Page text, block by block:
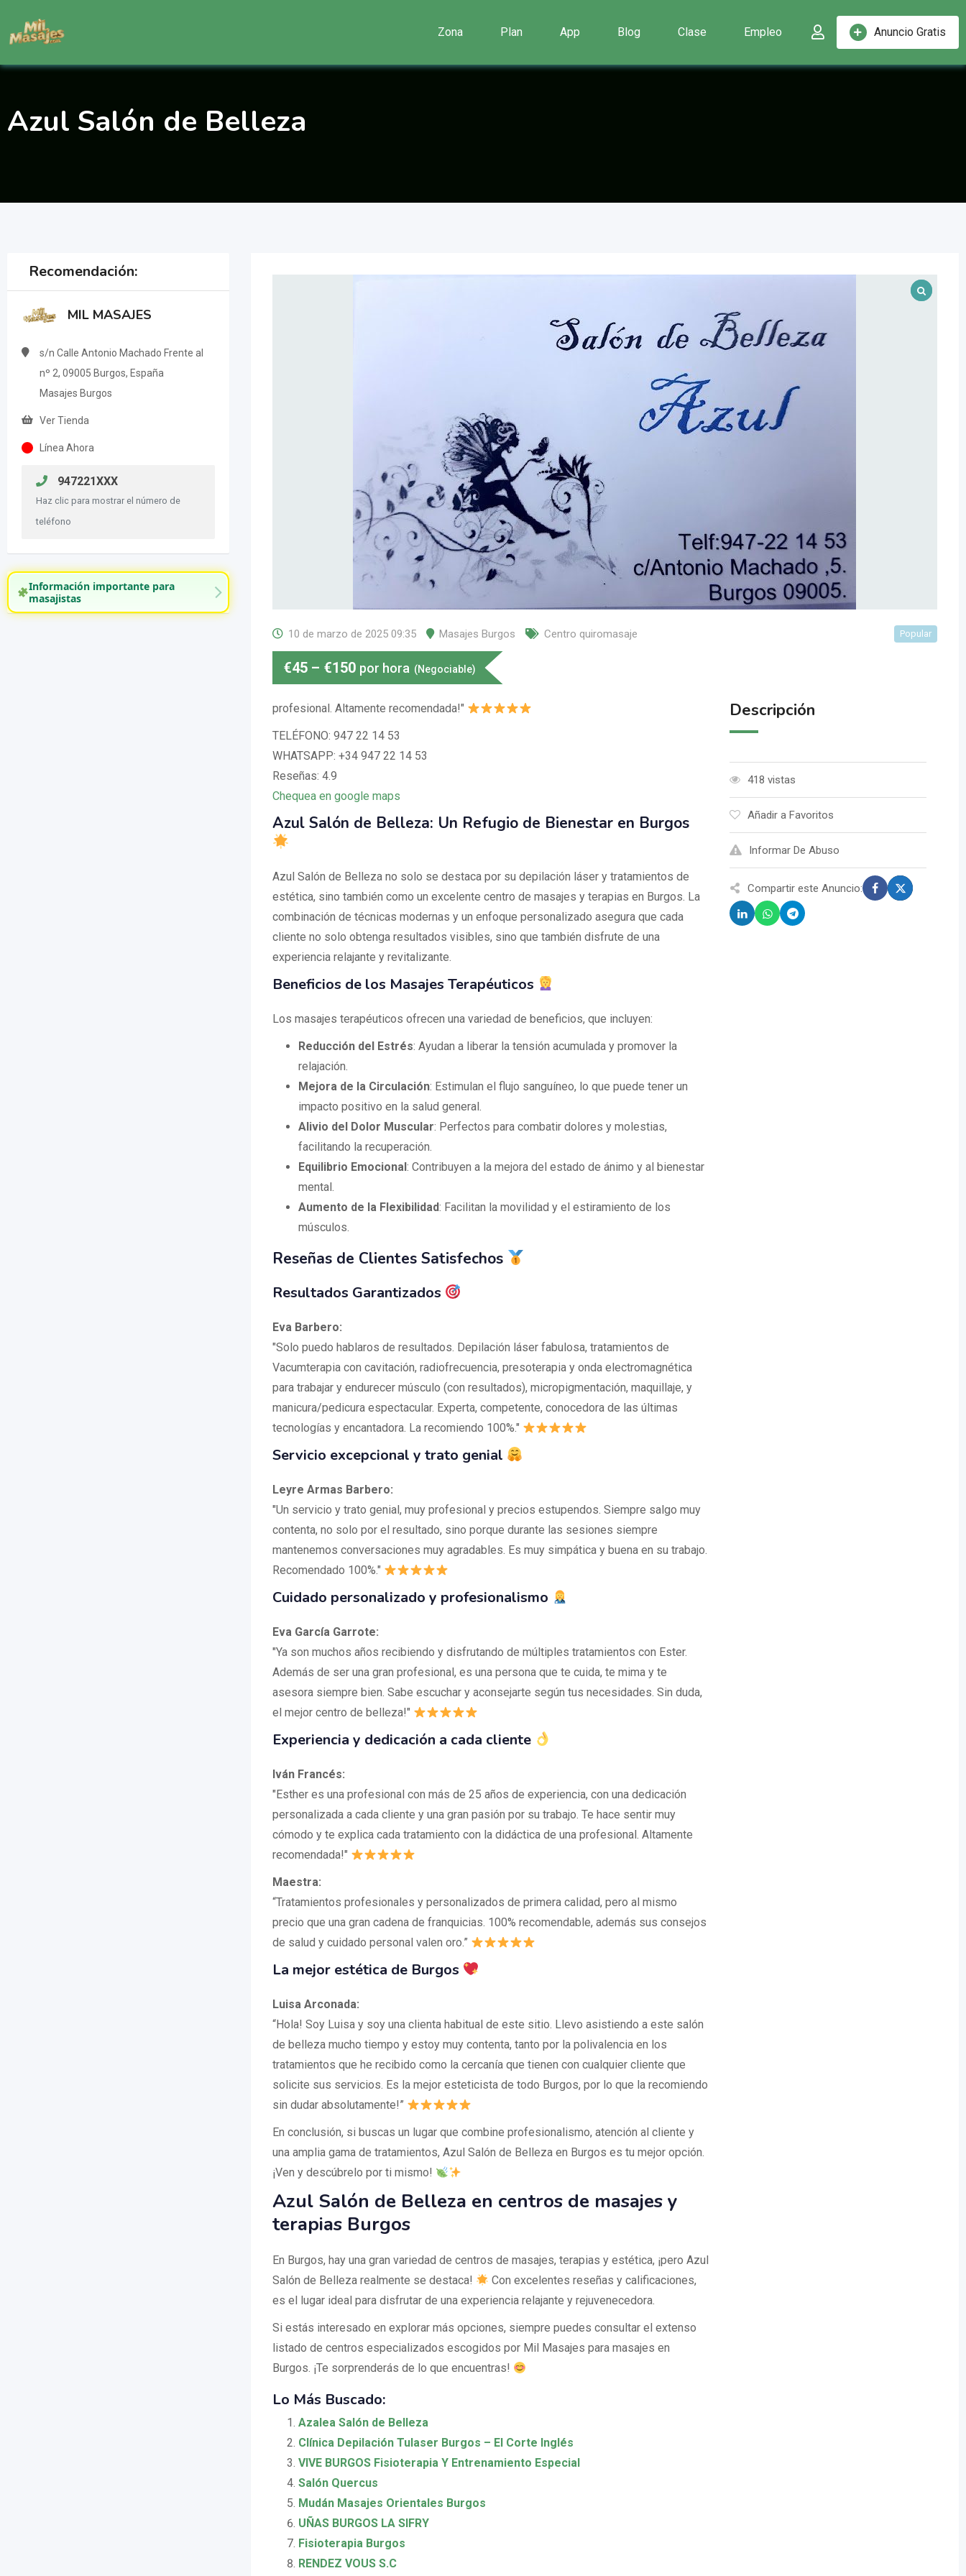
contenido
Anuncio Gratis
Zona Plan App Blog Clase Empleo
Azul Salón de Belleza
Recomendación:
MIL MASAJES
s/n Calle Antonio Machado Frente al
nº 2, 09005 Burgos, España
Masajes Burgos
Ver Tienda
Línea Ahora
947221XXX
Haz clic para mostrar el número de
teléfono
Información importante para
masajistas
10 de marzo de 2025 09:35 Masajes Burgos Centro quiromasaje Popular
€45 – €150 por hora (Negociable)
profesional. Altamente recomendada!"
TELÉFONO: 947 22 14 53
WHATSAPP: +34 947 22 14 53
Reseñas: 4.9
Chequea en google maps
Azul Salón de Belleza: Un Refugio de Bienestar en Burgos
Azul Salón de Belleza no solo se destaca por su depilación láser y tratamientos de
estética, sino también como un excelente centro de masajes y terapias en Burgos. La
combinación de técnicas modernas y un enfoque personalizado asegura que cada
cliente no solo obtenga resultados visibles, sino que también disfrute de una
experiencia relajante y revitalizante.
Beneficios de los Masajes Terapéuticos
Los masajes terapéuticos ofrecen una variedad de beneficios, que incluyen:
Reducción del Estrés: Ayudan a liberar la tensión acumulada y promover la
relajación.
Mejora de la Circulación: Estimulan el flujo sanguíneo, lo que puede tener un
impacto positivo en la salud general.
Alivio del Dolor Muscular: Perfectos para combatir dolores y molestias,
facilitando la recuperación.
Equilibrio Emocional: Contribuyen a la mejora del estado de ánimo y al bienestar
mental.
Aumento de la Flexibilidad: Facilitan la movilidad y el estiramiento de los
músculos.
Reseñas de Clientes Satisfechos
Resultados Garantizados
Eva Barbero:
"Solo puedo hablaros de resultados. Depilación láser fabulosa, tratamientos de
Vacumterapia con cavitación, radiofrecuencia, presoterapia y onda electromagnética
para trabajar y endurecer músculo (con resultados), micropigmentación, maquillaje, y
manicura/pedicura espectacular. Experta, competente, conocedora de las últimas
tecnologías y encantadora. La recomiendo 100%."
Servicio excepcional y trato genial
Leyre Armas Barbero:
"Un servicio y trato genial, muy profesional y precios estupendos. Siempre salgo muy
contenta, no solo por el resultado, sino porque durante las sesiones siempre
mantenemos conversaciones muy agradables. Es muy simpática y buena en su trabajo.
Recomendado 100%."
Cuidado personalizado y profesionalismo
Eva García Garrote:
"Ya son muchos años recibiendo y disfrutando de múltiples tratamientos con Ester.
Además de ser una gran profesional, es una persona que te cuida, te mima y te
asesora siempre bien. Sabe escuchar y aconsejarte según tus necesidades. Sin duda,
el mejor centro de belleza!"
Experiencia y dedicación a cada cliente
Iván Francés:
"Esther es una profesional con más de 25 años de experiencia, con una dedicación
personalizada a cada cliente y una gran pasión por su trabajo. Te hace sentir muy
cómodo y te explica cada tratamiento con la didáctica de una profesional. Altamente
recomendada!"
Maestra:
“Tratamientos profesionales y personalizados de primera calidad, pero al mismo
precio que una gran cadena de franquicias. 100% recomendable, además sus consejos
de salud y cuidado personal valen oro.”
La mejor estética de Burgos
Luisa Arconada:
“Hola! Soy Luisa y soy una clienta habitual de este sitio. Llevo asistiendo a este salón
de belleza mucho tiempo y estoy muy contenta, tanto por la polivalencia en los
tratamientos que he recibido como la cercanía que tienen con cualquier cliente que
solicite sus servicios. Es la mejor esteticista de todo Burgos, por lo que la recomiendo
sin dudar absolutamente!”
En conclusión, si buscas un lugar que combine profesionalismo, atención al cliente y
una amplia gama de tratamientos, Azul Salón de Belleza en Burgos es tu mejor opción.
¡Ven y descúbrelo por ti mismo!
Azul Salón de Belleza en centros de masajes y
terapias Burgos
En Burgos, hay una gran variedad de centros de masajes, terapias y estética, ¡pero Azul
Salón de Belleza realmente se destaca!
Con excelentes reseñas y calificaciones,
es el lugar ideal para disfrutar de una experiencia relajante y rejuvenecedora.
Si estás interesado en explorar más opciones, siempre puedes consultar el extenso
listado de centros especializados escogidos por Mil Masajes para masajes en
Burgos. ¡Te sorprenderás de lo que encuentras!
Lo Más Buscado:
Azalea Salón de Belleza
Clínica Depilación Tulaser Burgos – El Corte Inglés
VIVE BURGOS Fisioterapia Y Entrenamiento Especial
Salón Quercus
Mudán Masajes Orientales Burgos
UÑAS BURGOS LA SIFRY
Fisioterapia Burgos
RENDEZ VOUS S.C
Descripción
418 vistas
Añadir a Favoritos
Informar De Abuso
Compartir este Anuncio: